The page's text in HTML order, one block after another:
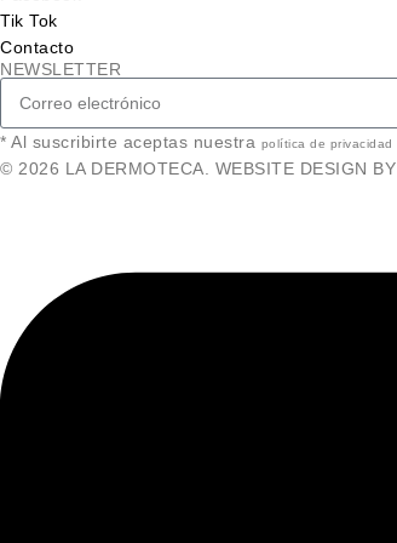
Tik Tok
Contacto
NEWSLETTER
* Al suscribirte aceptas nuestra política de privacidad
© 2026 LA DERMOTECA. WEBSITE DESIGN BY